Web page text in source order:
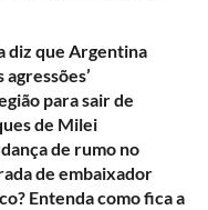
diz que Argentina
para sair de
de Milei
de rumo no
de embaixador
Entenda como fica a